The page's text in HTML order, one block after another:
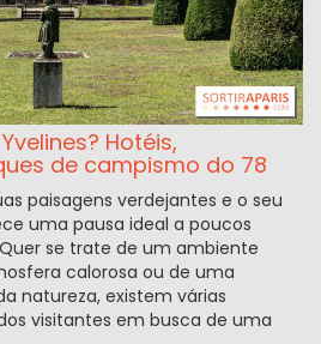
Hotéis,
de campismo do 78
paisagens verdejantes e o seu
uma pausa ideal a poucos
se trate de um ambiente
calorosa ou de uma
natureza, existem várias
visitantes em busca de uma